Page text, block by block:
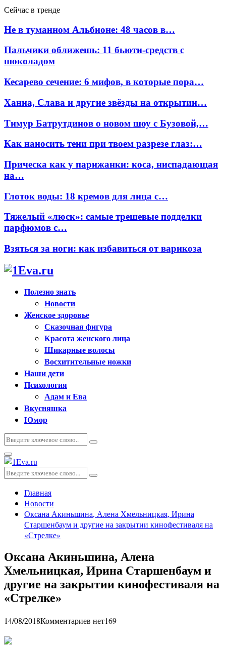
Сейчас в тренде
Не в туманном Альбионе: 48 часов в…
Пальчики оближешь: 11 бьюти-средств с
шоколадом
Кесарево сечение: 6 мифов, в которые пора…
Ханна, Слава и другие звёзды на открытии…
Тимур Батрутдинов о новом шоу с Бузовой,…
Как наносить тени при твоем разрезе глаз:…
Прическа как у парижанки: коса, ниспадающая
на…
Глоток воды: 18 кремов для лица с…
Тяжелый «люск»: самые трешевые подделки
парфюмов с…
Взяться за ноги: как избавиться от варикоза
Полезно знать
Новости
Женское здоровье
Сказочная фигура
Красота женского лица
Шикарные волосы
Восхитительные ножки
Наши дети
Психология
Адам и Ева
Вкусняшка
Юмор
Искать:
Поиск
Основное
меню
Искать:
Поиск
Главная
Новости
Оксана Акиньшина, Алена Хмельницкая, Ирина
Старшенбаум и другие на закрытии кинофестиваля на
«Стрелке»
Оксана Акиньшина, Алена
Хмельницкая, Ирина Старшенбаум и
другие на закрытии кинофестиваля на
«Стрелке»
14/08/2018Комментариев нет169